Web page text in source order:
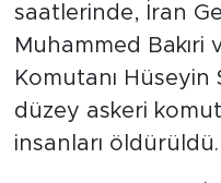
saatlerinde, İran
Muhammed Bakıri
Komutanı Hüseyin
düzey askeri
insanları öldürüldü.
SOSYAL MEDYA